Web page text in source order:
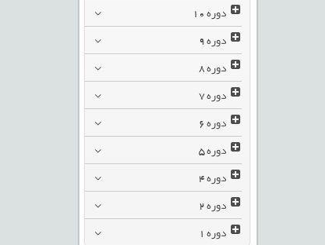
دوره
دوره
دوره
دوره
دوره
دوره
دوره
دوره
دوره